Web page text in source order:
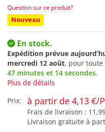
Question sur ce produit?
Nouveau
En stock.
Expédition prévue
mercredi 12 août, pour toute
47 minutes et 14 secondes.
Plus de détails
Prix:
à partir de 4,13 €/
Frais de livraison :
Livraison gratuite à